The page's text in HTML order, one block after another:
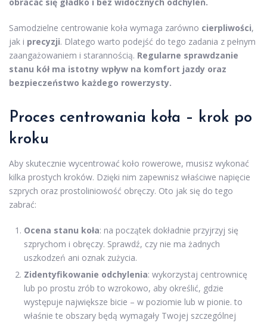
Samodzielne centrowanie koła wymaga zarówno cierpliwości,
jak i precyzji. Dlatego warto podejść do tego zadania z pełnym
zaangażowaniem i starannością. Regularne sprawdzanie
stanu kół ma istotny wpływ na komfort jazdy oraz
bezpieczeństwo każdego rowerzysty.
Proces centrowania koła – krok po
kroku
Aby skutecznie wycentrować koło rowerowe, musisz wykonać
kilka prostych kroków. Dzięki nim zapewnisz właściwe napięcie
szprych oraz prostoliniowość obręczy. Oto jak się do tego
zabrać:
Ocena stanu koła: na początek dokładnie przyjrzyj się
szprychom i obręczy. Sprawdź, czy nie ma żadnych
uszkodzeń ani oznak zużycia.
Zidentyfikowanie odchylenia: wykorzystaj centrownicę
lub po prostu zrób to wzrokowo, aby określić, gdzie
występuje największe bicie – w poziomie lub w pionie. to
właśnie te obszary będą wymagały Twojej szczególnej